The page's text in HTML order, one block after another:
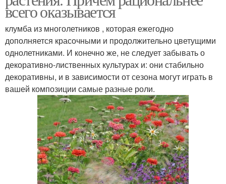
всего оказывается
клумба из многолетников , которая ежегодно
дополняется красочными и продолжительно цветущими
однолетниками. И конечно же, не следует забывать о
декоративно-лиственных культурах и: они стабильно
декоративны, и в зависимости от сезона могут играть в
вашей композиции самые разные роли.